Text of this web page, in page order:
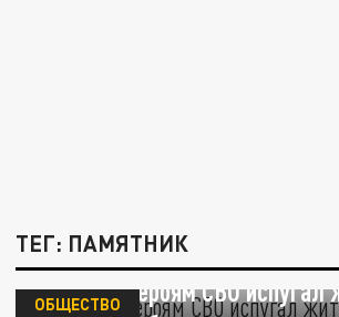
ТЕГ: ПАМЯТНИК
Памятник героям СВО испугал
ОБЩЕСТВО